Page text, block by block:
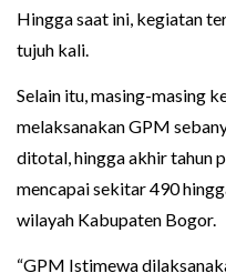
Hingga saat ini, kegiatan
tujuh kali.
Selain itu, masing-masing
melaksanakan GPM
ditotal, hingga akhir tahun
mencapai sekitar 490
wilayah Kabupaten Bogor.
“GPM Istimewa